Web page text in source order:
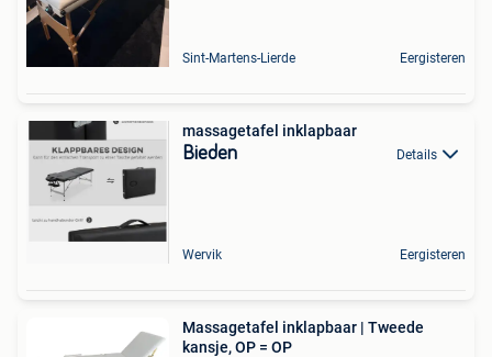
Sint-Martens-Lierde Eergisteren
massagetafel inklapbaar
Bieden Details
Wervik Eergisteren
Massagetafel inklapbaar | Tweede
kansje, OP = OP